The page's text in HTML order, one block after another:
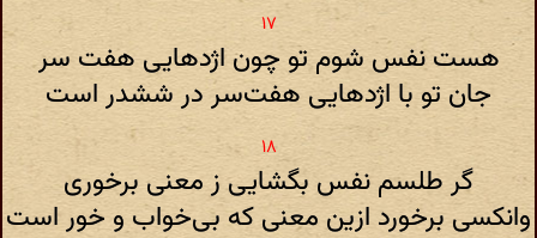
هست نفس شوم تو چون اژدهایی هفت سر
جان تو با اژدهایی هفت‌سر در ششدر است
گر طلسم نفس بگشایی ز معنی برخوری
وانکسی برخورد ازین معنی که بی‌خواب و خور است